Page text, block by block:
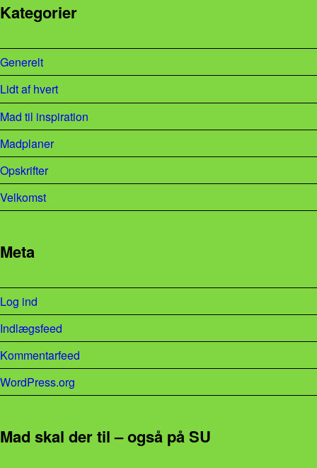
Kategorier
Generelt
Lidt af hvert
Mad til inspiration
Madplaner
Opskrifter
Velkomst
Meta
Log ind
Indlægsfeed
Kommentarfeed
WordPress.org
Mad skal der til – også på SU